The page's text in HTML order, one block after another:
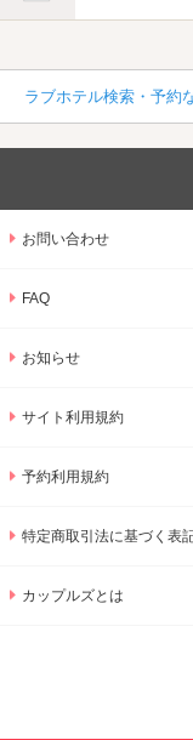
ラブホテル検索・予約
お問い合わせ
FAQ
お知らせ
サイト利用規約
予約利用規約
特定商取引法に基づく表
カップルズとは